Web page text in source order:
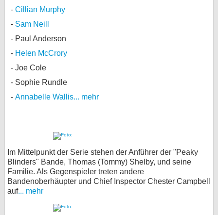
Cillian Murphy
Sam Neill
Paul Anderson
Helen McCrory
Joe Cole
Sophie Rundle
Annabelle Wallis... mehr
Im Mittelpunkt der Serie stehen der Anführer der "Peaky
Blinders" Bande, Thomas (Tommy) Shelby, und seine
Familie. Als Gegenspieler treten andere
Bandenoberhäupter und Chief Inspector Chester Campbell
auf... mehr